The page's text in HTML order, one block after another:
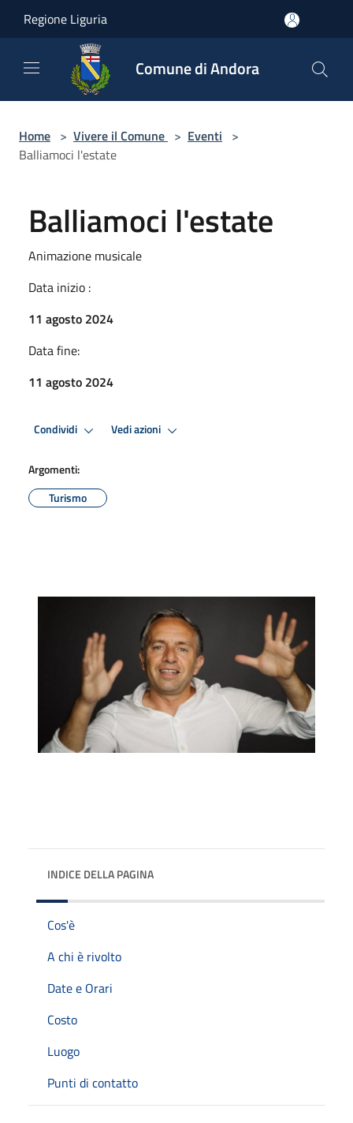
Regione Liguria
Comune di Andora
Home > Vivere il Comune > Eventi >
Balliamoci l'estate
Balliamoci l'estate
Animazione musicale
Data inizio :
11 agosto 2024
Data fine:
11 agosto 2024
Condividi Vedi azioni
Argomenti:
Turismo
INDICE DELLA PAGINA
Cos'è
A chi è rivolto
Date e Orari
Costo
Luogo
Punti di contatto